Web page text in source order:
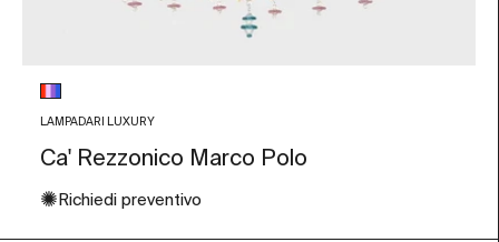
Colore vetro
Multicolore
LAMPADARI LUXURY
Ca' Rezzonico Marco Polo
✺ Richiedi preventivo